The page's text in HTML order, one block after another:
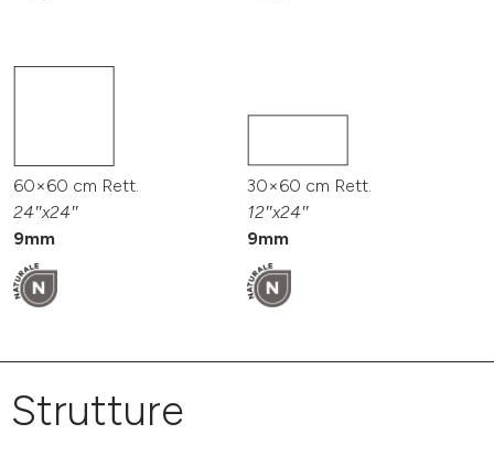
60×60 cm Rett.
24″x24″
9mm
30×60 cm Rett.
12″x24″
9mm
Strutture